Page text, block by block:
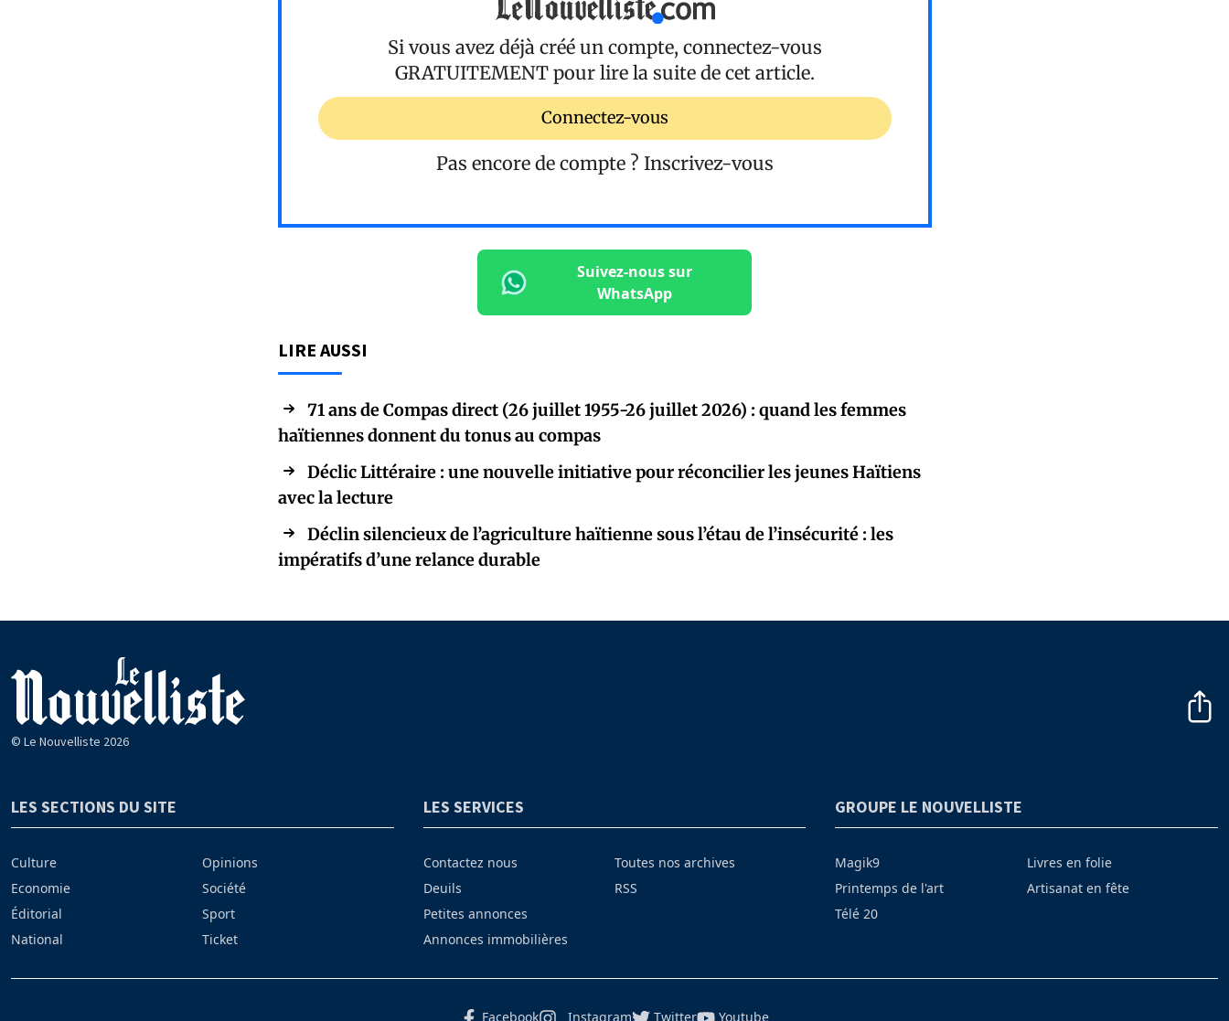
Si vous avez déjà créé un compte, connectez-vous
GRATUITEMENT pour lire la suite de cet article.
Connectez-vous
Pas encore de compte ? Inscrivez-vous
Suivez-nous sur
WhatsApp
LIRE AUSSI
71 ans de Compas direct (26 juillet 1955-26 juillet 2026) : quand les femmes
haïtiennes donnent du tonus au compas
Déclic Littéraire : une nouvelle initiative pour réconcilier les jeunes Haïtiens
avec la lecture
Déclin silencieux de l’agriculture haïtienne sous l’étau de l’insécurité : les
impératifs d’une relance durable
© Le Nouvelliste 2026
LES SECTIONS DU SITE
Culture
Economie
Éditorial
National
Opinions
Société
Sport
Ticket
LES SERVICES
Contactez nous
Deuils
Petites annonces
Annonces immobilières
Toutes nos archives
RSS
GROUPE LE NOUVELLISTE
Magik9
Printemps de l'art
Télé 20
Livres en folie
Artisanat en fête
Facebook Instagram Twitter Youtube